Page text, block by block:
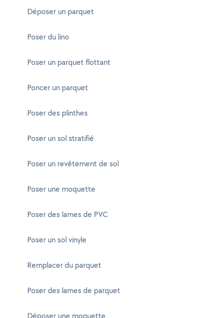
Déposer un parquet
Poser du lino
Poser un parquet flottant
Poncer un parquet
Poser des plinthes
Poser un sol stratifié
Poser un revêtement de sol
Poser une moquette
Poser des lames de PVC
Poser un sol vinyle
Remplacer du parquet
Poser des lames de parquet
Déposer une moquette